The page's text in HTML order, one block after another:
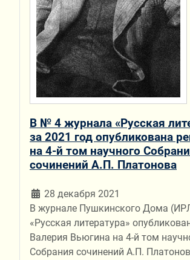
В № 4 журнала «Русская
за 2021 год опубликована
на 4-й том научного
сочинений А.П. Платонова
28 декабря 2021
В журнале Пушкинского Дома
«Русская литература»
Валерия Вьюгина на 4-й том
Собрания сочинений А.П.